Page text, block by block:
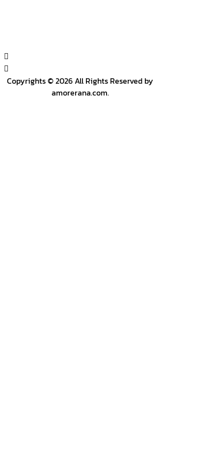
Copyrights © 2026 All Rights Reserved by
amorerana.com.